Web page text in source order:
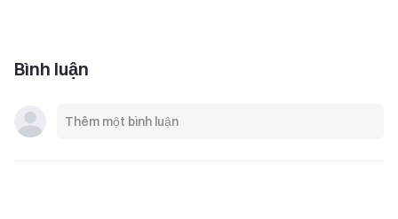
Bình luận